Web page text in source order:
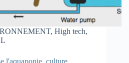
, High tech,